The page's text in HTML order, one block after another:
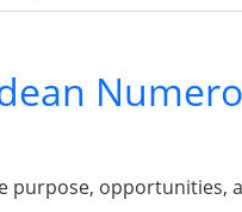
purpose, opportunities,